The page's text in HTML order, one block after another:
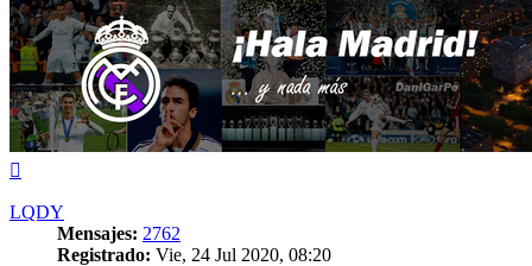
LQDY
Mensajes: 2762
Registrado: Vie, 24 Jul 2020, 08:20